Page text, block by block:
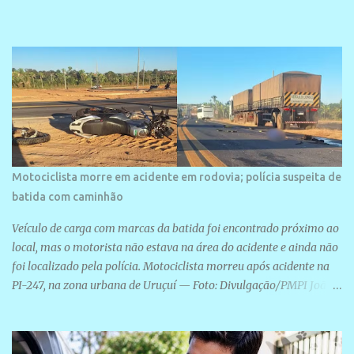
Motociclista morre em acidente em rodovia; polícia suspeita de
batida com caminhão
Veículo de carga com marcas da batida foi encontrado próximo ao
local, mas o motorista não estava na área do acidente e ainda não
foi localizado pela polícia. Motociclista morreu após acidente na
PI-247, na zona urbana de Uruçuí — Foto: Divulgação/PMPI João
A Polícia Militar informou que um caminhão com marcas de